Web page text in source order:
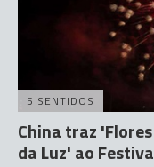
5 SENTIDOS
China traz
da Luz' ao